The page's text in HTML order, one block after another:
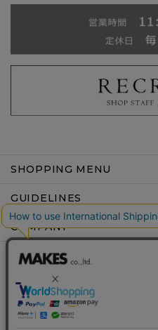
SHOPPING MENU
GUIDELINES
COMPANY